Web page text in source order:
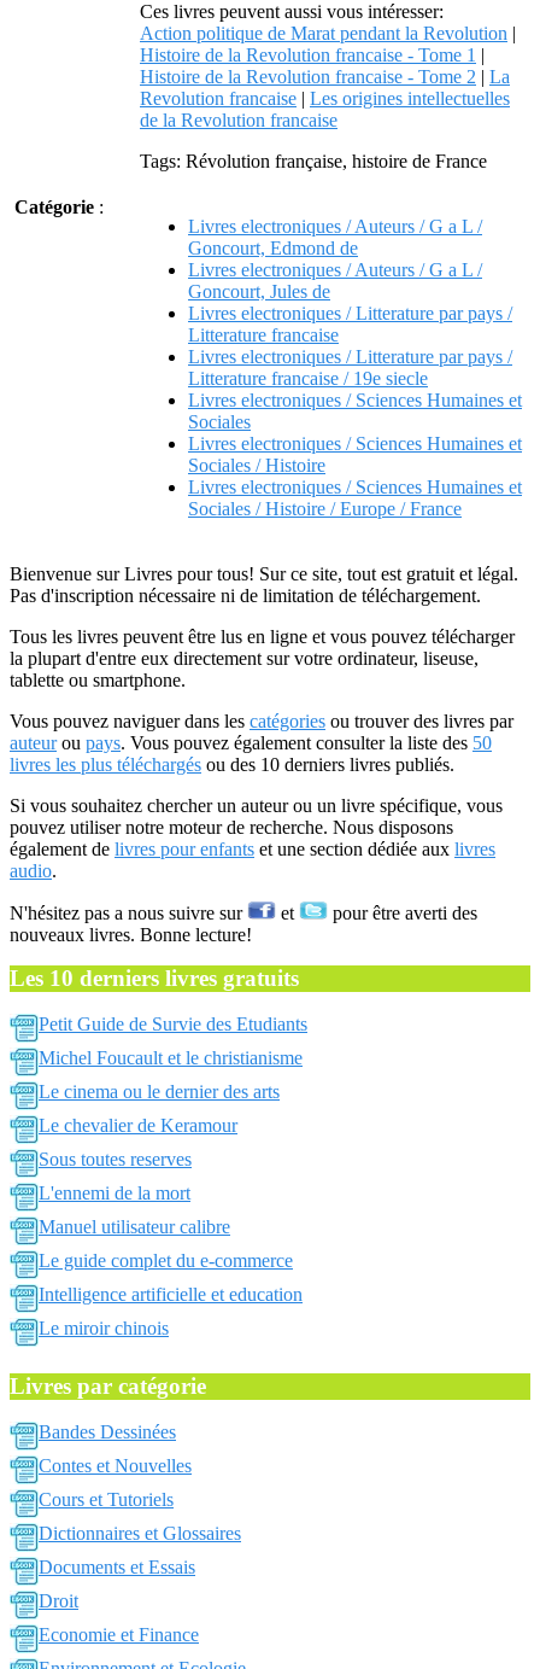
Ces livres peuvent aussi vous intéresser:
Action politique de Marat pendant la Revolution |
Histoire de la Revolution francaise - Tome 1 |
Histoire de la Revolution francaise - Tome 2 | La
Revolution francaise | Les origines intellectuelles
de la Revolution francaise
Tags: Révolution française, histoire de France
Catégorie :
Livres electroniques / Auteurs / G a L /
Goncourt, Edmond de
Livres electroniques / Auteurs / G a L /
Goncourt, Jules de
Livres electroniques / Litterature par pays /
Litterature francaise
Livres electroniques / Litterature par pays /
Litterature francaise / 19e siecle
Livres electroniques / Sciences Humaines et
Sociales
Livres electroniques / Sciences Humaines et
Sociales / Histoire
Livres electroniques / Sciences Humaines et
Sociales / Histoire / Europe / France
Bienvenue sur Livres pour tous! Sur ce site, tout est gratuit et légal.
Pas d'inscription nécessaire ni de limitation de téléchargement.
Tous les livres peuvent être lus en ligne et vous pouvez télécharger
la plupart d'entre eux directement sur votre ordinateur, liseuse,
tablette ou smartphone.
Vous pouvez naviguer dans les catégories ou trouver des livres par
auteurou pays. Vous pouvez également consulter la liste des 50
livres les plus téléchargés ou des 10 derniers livres publiés.
Si vous souhaitez chercher un auteur ou un livre spécifique, vous
pouvez utiliser notre moteur de recherche. Nous disposons
également de livres pour enfants et une section dédiée aux livres
audio.
N'hésitez pas a nous suivre sur et
pour être averti des
nouveaux livres. Bonne lecture!
Les 10 derniers livres gratuits
Petit Guide de Survie des Etudiants
Michel Foucault et le christianisme
Le cinema ou le dernier des arts
Le chevalier de Keramour
Sous toutes reserves
L'ennemi de la mort
Manuel utilisateur calibre
Le guide complet du e-commerce
Intelligence artificielle et education
Le miroir chinois
Livres par catégorie
Bandes Dessinées
Contes et Nouvelles
Cours et Tutoriels
Dictionnaires et Glossaires
Documents et Essais
Droit
Economie et Finance